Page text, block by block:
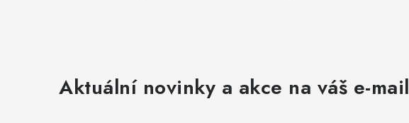
Aktuální novinky a akce na váš e-mail